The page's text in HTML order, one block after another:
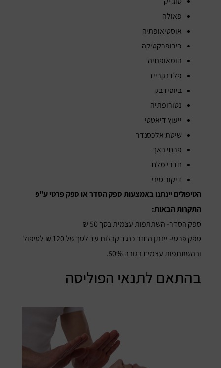
פאולה
אוסטיאופתיה
כירופרקטיקה
הומאופתיה
פלדנקרייז
ביופידבק
נטורופתיה
ייעוץ דיאטטי
שיטת אלכסנדר
פרחי באך
חדרי מלח
דיקור סיני
הטיפולים יינתנו באמצעות ספק הסדר או ספק פרטי ע"פ
התקרות הבאות:
ספק הסדר- השתתפות עצמית בסך 50 ₪
ספק פרטי- יינתן החזר כנגד קבלות עד לסך של 120 ₪ לטיפול
ובהשתתפות עצמית בגובה 50%.
בהתאם לתנאי הפוליסה